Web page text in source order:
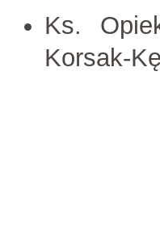
Ks.
Korsak-